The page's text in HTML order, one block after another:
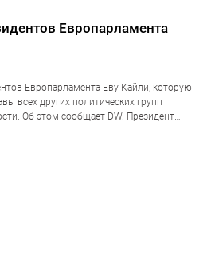
Европарламента
Европарламента Еву Кайли, которую
всех других политических групп
Об этом сообщает DW. Президент
всех полномочий, обязанностей и задач,